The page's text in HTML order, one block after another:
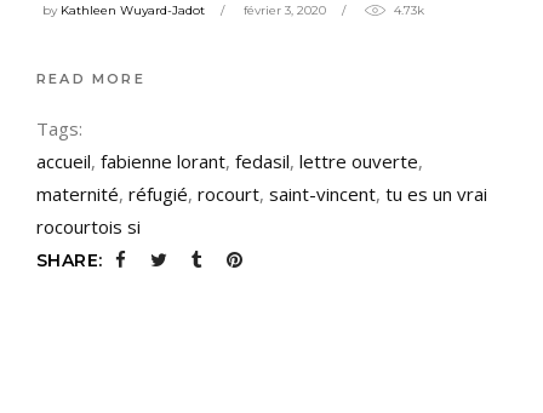
by Kathleen Wuyard-Jadot février 3, 2020 4.73k
READ MORE
Tags:
accueil, fabienne lorant, fedasil, lettre ouverte,
maternité, réfugié, rocourt, saint-vincent, tu es un vrai
rocourtois si
SHARE: